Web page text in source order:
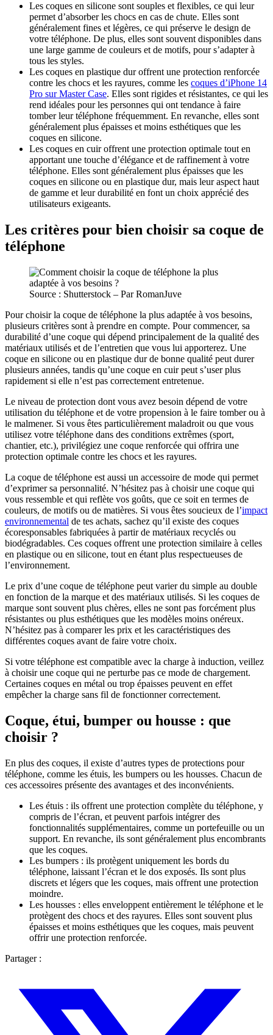
Les coques en silicone sont souples et flexibles, ce qui leur
permet d’absorber les chocs en cas de chute. Elles sont
généralement fines et légères, ce qui préserve le design de
votre téléphone. De plus, elles sont souvent disponibles dans
une large gamme de couleurs et de motifs, pour s’adapter à
tous les styles.
Les coques en plastique dur offrent une protection renforcée
contre les chocs et les rayures, comme les coques d’iPhone 14
Pro sur Master Case. Elles sont rigides et résistantes, ce qui les
rend idéales pour les personnes qui ont tendance à faire
tomber leur téléphone fréquemment. En revanche, elles sont
généralement plus épaisses et moins esthétiques que les
coques en silicone.
Les coques en cuir offrent une protection optimale tout en
apportant une touche d’élégance et de raffinement à votre
téléphone. Elles sont généralement plus épaisses que les
coques en silicone ou en plastique dur, mais leur aspect haut
de gamme et leur durabilité en font un choix apprécié des
utilisateurs exigeants.
Les critères pour bien choisir sa coque de
téléphone
Source : Shutterstock – Par RomanJuve
Pour choisir la coque de téléphone la plus adaptée à vos besoins,
plusieurs critères sont à prendre en compte. Pour commencer, sa
durabilité d’une coque qui dépend principalement de la qualité des
matériaux utilisés et de l’entretien que vous lui apporterez. Une
coque en silicone ou en plastique dur de bonne qualité peut durer
plusieurs années, tandis qu’une coque en cuir peut s’user plus
rapidement si elle n’est pas correctement entretenue.
Le niveau de protection dont vous avez besoin dépend de votre
utilisation du téléphone et de votre propension à le faire tomber ou à
le malmener. Si vous êtes particulièrement maladroit ou que vous
utilisez votre téléphone dans des conditions extrêmes (sport,
chantier, etc.), privilégiez une coque renforcée qui offrira une
protection optimale contre les chocs et les rayures.
La coque de téléphone est aussi un accessoire de mode qui permet
d’exprimer sa personnalité. N’hésitez pas à choisir une coque qui
vous ressemble et qui reflète vos goûts, que ce soit en termes de
couleurs, de motifs ou de matières. Si vous êtes soucieux de l’impact
environnemental de tes achats, sachez qu’il existe des coques
écoresponsables fabriquées à partir de matériaux recyclés ou
biodégradables. Ces coques offrent une protection similaire à celles
en plastique ou en silicone, tout en étant plus respectueuses de
l’environnement.
Le prix d’une coque de téléphone peut varier du simple au double
en fonction de la marque et des matériaux utilisés. Si les coques de
marque sont souvent plus chères, elles ne sont pas forcément plus
résistantes ou plus esthétiques que les modèles moins onéreux.
N’hésitez pas à comparer les prix et les caractéristiques des
différentes coques avant de faire votre choix.
Si votre téléphone est compatible avec la charge à induction, veillez
à choisir une coque qui ne perturbe pas ce mode de chargement.
Certaines coques en métal ou trop épaisses peuvent en effet
empêcher la charge sans fil de fonctionner correctement.
Coque, étui, bumper ou housse : que
choisir ?
En plus des coques, il existe d’autres types de protections pour
téléphone, comme les étuis, les bumpers ou les housses. Chacun de
ces accessoires présente des avantages et des inconvénients.
Les étuis : ils offrent une protection complète du téléphone, y
compris de l’écran, et peuvent parfois intégrer des
fonctionnalités supplémentaires, comme un portefeuille ou un
support. En revanche, ils sont généralement plus encombrants
que les coques.
Les bumpers : ils protègent uniquement les bords du
téléphone, laissant l’écran et le dos exposés. Ils sont plus
discrets et légers que les coques, mais offrent une protection
moindre.
Les housses : elles enveloppent entièrement le téléphone et le
protègent des chocs et des rayures. Elles sont souvent plus
épaisses et moins esthétiques que les coques, mais peuvent
offrir une protection renforcée.
Partager :